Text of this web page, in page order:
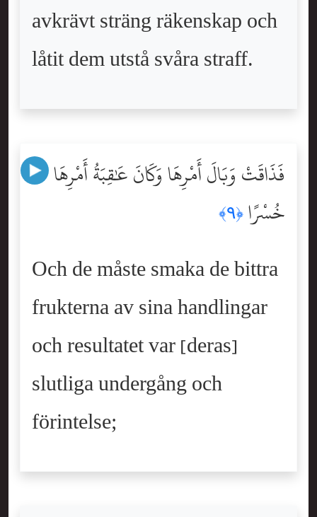
avkrävt sträng räkenskap och
låtit dem utstå svåra straff.
فَذَاقَتْ وَبَالَ أَمْرِهَا وَكَانَ عَٰقِبَةُ أَمْرِهَا
خُسْرًا ﴿٩﴾
Och de måste smaka de bittra
frukterna av sina handlingar
och resultatet var [deras]
slutliga undergång och
förintelse;